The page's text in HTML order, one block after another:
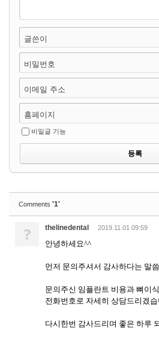
글쓴이
비밀번호
이메일 주소
홈페이지
비밀글 기능
Comments '1'
? thelinedental 2019.11.01 09:59
안녕하세요^^
먼저 문의주셔서 감사하다는 말
문의주신 임플란트 비용과 뼈이
전화번호로 자세히 상담드리겠
다시한번 감사드리며 좋은 하루